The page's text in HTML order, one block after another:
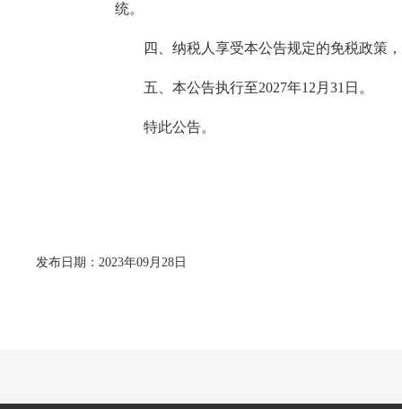
统。
四、纳税人享受本公告规定的免税政策，
五、本公告执行至2027年12月31日。
特此公告。
发布日期：2023年09月28日